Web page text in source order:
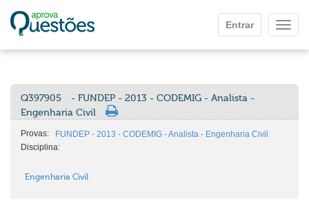
Entrar
Q397905
- FUNDEP - 2013 - CODEMIG - Analista -
Engenharia Civil
Provas:
FUNDEP - 2013 - CODEMIG - Analista - Engenharia Civil
Disciplina:
Engenharia Civil